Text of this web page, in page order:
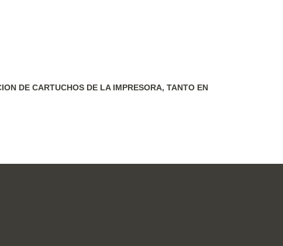
DE CARTUCHOS DE LA IMPRESORA, TANTO EN